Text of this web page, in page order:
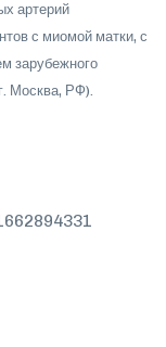
артерий
с миомой матки, с
зарубежного
Москва, РФ).